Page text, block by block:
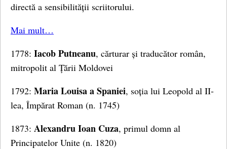
directă a sensibilității scriitorului.
Mai mult…
1778: Iacob Putneanu, cărturar și traducător român,
mitropolit al Țării Moldovei
1792: Maria Louisa a Spaniei, soția lui Leopold al II-
lea, Împărat Roman (n. 1745)
1873: Alexandru Ioan Cuza, primul domn al
Principatelor Unite (n. 1820)